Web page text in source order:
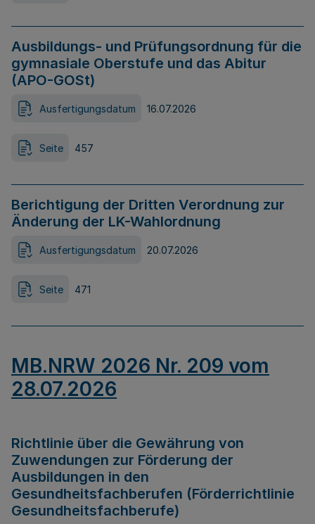
Ausbildungs- und Prüfungsordnung für die
gymnasiale Oberstufe und das Abitur
(APO-GOSt)
Ausfertigungsdatum 16.07.2026
Seite 457
Berichtigung der Dritten Verordnung zur
Änderung der LK-Wahlordnung
Ausfertigungsdatum 20.07.2026
Seite 471
MB.NRW 2026 Nr. 209 vom
28.07.2026
Richtlinie über die Gewährung von
Zuwendungen zur Förderung der
Ausbildungen in den
Gesundheitsfachberufen (Förderrichtlinie
Gesundheitsfachberufe)